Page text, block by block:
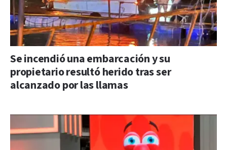
Se incendió una embarcación y su
propietario resultó herido tras ser
alcanzado por las llamas